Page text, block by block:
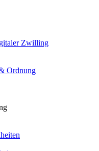
Zwilling
Ordnung